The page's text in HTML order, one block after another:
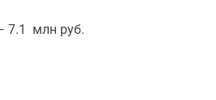
7.1 млн руб.